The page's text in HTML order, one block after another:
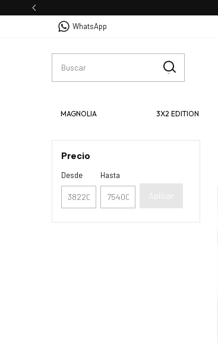
WhatsApp
MAGNOLIA 3X2 EDITION
Precio
Desde Hasta
Aplicar